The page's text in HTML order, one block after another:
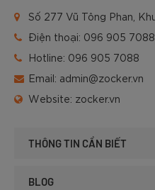
Số 277 Vũ Tông Phan,
Điện thoại: 096 905 7088
Hotline: 096 905 7088
Email: admin@zocker.vn
Website: zocker.vn
THÔNG TIN CẦN BIẾT
BLOG